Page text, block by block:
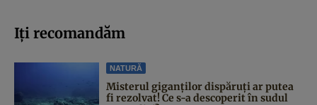
Iți recomandăm
NATURĂ
Misterul giganților dispăruți ar putea
fi rezolvat! Ce s-a descoperit în sudul